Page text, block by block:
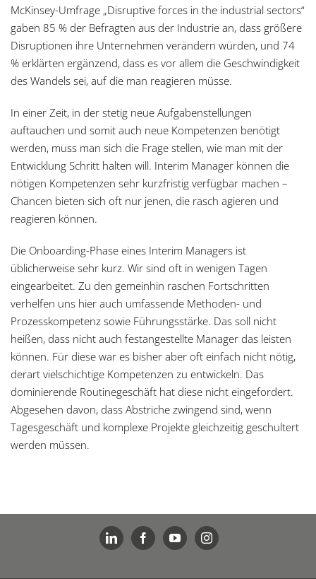
McKinsey-Umfrage „Disruptive forces in the industrial sectors“
gaben 85 % der Befragten aus der Industrie an, dass größere
Disruptionen ihre Unternehmen verändern würden, und 74
% erklärten ergänzend, dass es vor allem die Geschwindigkeit
des Wandels sei, auf die man reagieren müsse.
In einer Zeit, in der stetig neue Aufgabenstellungen
auftauchen und somit auch neue Kompetenzen benötigt
werden, muss man sich die Frage stellen, wie man mit der
Entwicklung Schritt halten will. Interim Manager können die
nötigen Kompetenzen sehr kurzfristig verfügbar machen –
Chancen bieten sich oft nur jenen, die rasch agieren und
reagieren können.
Die Onboarding-Phase eines Interim Managers ist
üblicherweise sehr kurz. Wir sind oft in wenigen Tagen
eingearbeitet. Zu den gemeinhin raschen Fortschritten
verhelfen uns hier auch umfassende Methoden- und
Prozesskompetenz sowie Führungsstärke. Das soll nicht
heißen, dass nicht auch festangestellte Manager das leisten
können. Für diese war es bisher aber oft einfach nicht nötig,
derart vielschichtige Kompetenzen zu entwickeln. Das
dominierende Routinegeschäft hat diese nicht eingefordert.
Abgesehen davon, dass Abstriche zwingend sind, wenn
Tagesgeschäft und komplexe Projekte gleichzeitig geschultert
werden müssen.